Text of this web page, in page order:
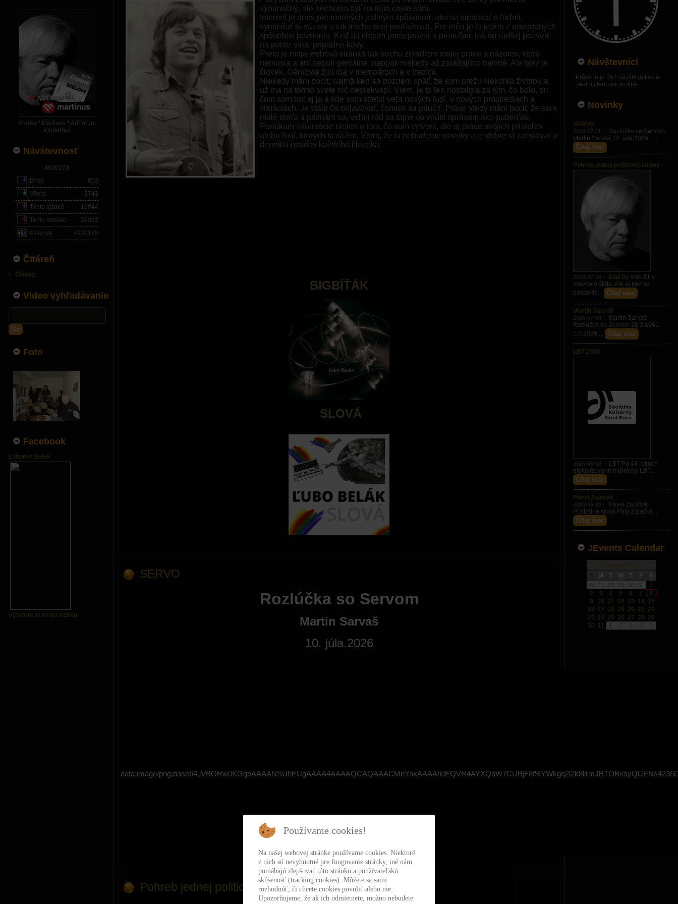
Predaj * Martinus * ArtForum
Pantarhei
Návštevnosť
4920170
Dnes
852
Včera
2743
Tento týždeň
19844
Tento mesiac
28022
Celkove
4920170
Čitáreň
Články
Video vyhľadávanie
Go
Foto
Facebook
Lubomir Belak
Vytvorte si svoju vizitku
výnimočný, ale nechcem byť na tejto ceste sám.
Internet je dnes pre mnohých jediným spôsobom ako sa stretávať s ľuďmi,
vymieňať si názory a tak trochu si aj posťažovať. Pre mňa je to jeden z novodobých
spôsobov poznania. Keď sa chcem porozprávať s priateľom tak ho radšej pozvem
na pohár vína, prípadne kávy.
Preto je moja webová stránka tak trochu zrkadlom mojej práce a názorov, ktoré
nemusia a ani neboli geniálne, naopak niekedy až zarážajúco naivné. Ale taký je
človek. Géniovia žijú iba v memoároch a v tradícii.
Niekedy mám pocit, najmä keď sa pozriem späť, že som prežil niekoľko životov a
už ma na tomto svete nič neprekvapí. Viem, je to len nostalgia za tým, čo bolo, pri
čom som bol aj ja a kde som stretol veľa nových ľudí, v nových prostrediach a
situáciách. Je stále čo objavovať, čomusi sa priučiť. Práve vtedy mám pocit, že som
malé dieťa a priznám sa, veľmi rád sa tajne vo vnútri správam ako puberťák.
Ponúkam informácie nielen o tom, čo som vytvoril, ale aj práce svojich priateľov
alebo ľudí, ktorých si vážim. Viem, že tu nebudeme naveky a je dobre si zalistovať v
denníku osudov každého človeka.
BIGBÍŤÁK
SLOVÁ
SERVO
Rozlúčka so Servom
Martin Sarvaš
10. júla.2026
data:image/png;base64,iVBORw0KGgoAAAANSUhEUgAAAA4AAAAQCAQAAACMnYaxAAAA/
Pohreb jednej politickej strany
Návštevníci
Práve tu je 851 návštevníkov a
žiadni členovia on-line
Novinky
SERVO
2026-07-11 -
Rozlúčka so Servom
Martin Sarvaš 10. júla.2026 ...
Čítaj viac
Pohreb jednej politickej strany
2026-07-06 -
Mali by sme žiť v
právnom štáte. Ale aj keď sa
postavíte...
Čítaj viac
Martin Sarvaš
2026-07-03 -
Martin Sarvaš
Rozlúčka so Servom 28.3.1961 -
1.7.2026 ...
Čítaj viac
LBT 2026
2026-06-02 -
LBT Po 44 rokoch
digitalizované nahrávky LBT...
Čítaj viac
Pavel Zajacek
2026-05-20 -
Pavel Zajáček
Posledné slová Pala Zajáčka...
Čítaj viac
JEvents Calendar
August 2026
S
M T W T F
S
1
2
3 4 5 6 7
8
9
10 11 12 13 14
15
16 17 18 19 20 21 22
23 24 25 26 27 28 29
30 31
Používame cookies!
Na našej webovej stránke používame cookies. Niektoré
z nich sú nevyhnutné pre fungovanie stránky, iné nám
pomáhajú zlepšovať túto stránku a používateľskú
skúsenosť (tracking cookies). Môžete sa sami
rozhodnúť, či chcete cookies povoliť alebo nie.
Upozorňujeme, že ak ich odmietnete, možno nebudete